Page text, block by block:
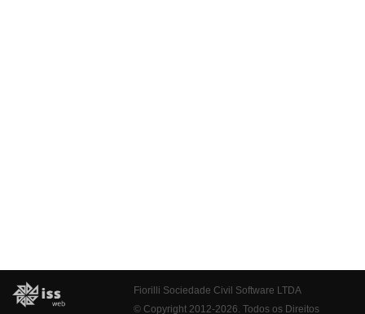
Fiorilli Sociedade Civil Software LTDA
© Copyright 2012-2026. Todos os Direitos